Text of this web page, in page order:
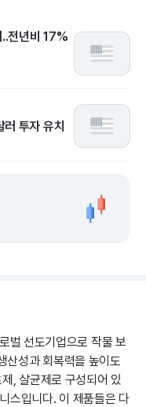
전년비 17%
투자 유치
벌 선도기업으로 작물 보
산성과 회복력을 높이도
, 살균제로 구성되어 있
스입니다. 이 제품들은 다